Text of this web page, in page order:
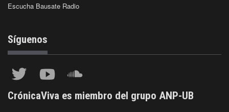
Escucha Bausate Radio
Síguenos
CrónicaViva es miembro del grupo ANP-UB